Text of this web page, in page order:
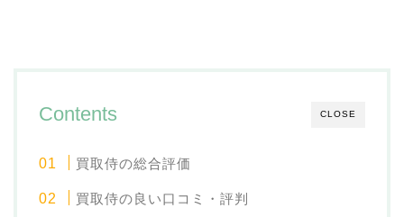
CLOSE
Contents
買取侍の総合評価
買取侍の良い口コミ・評判